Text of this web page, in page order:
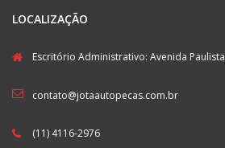
LOCALIZAÇÃO
Escritório Administrativo: Avenida Paulista
contato@jotaautopecas.com.br
(11) 4116-2976